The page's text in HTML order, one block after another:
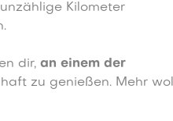
Kilometer
dir, an einem der
zu genießen. Mehr